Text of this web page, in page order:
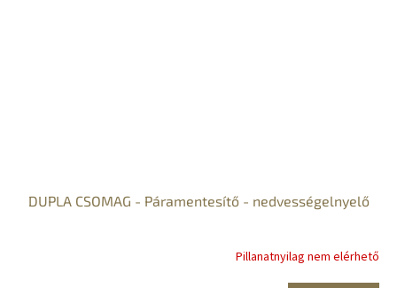
DUPLA CSOMAG - Páramentesítő - nedvességelnyelő
Pillanatnyilag nem elérhető